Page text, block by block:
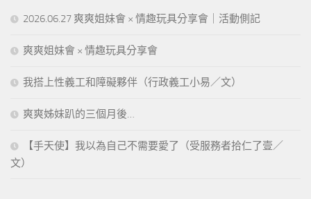
2026.06.27 爽爽姐妹會 × 情趣玩具分享會｜活動側記
爽爽姐妹會 × 情趣玩具分享會
我搭上性義工和障礙夥伴（行政義工小易／文）
爽爽姊妹趴的三個月後…
【手天使】我以為自己不需要愛了（受服務者拾仁了壹／
文）